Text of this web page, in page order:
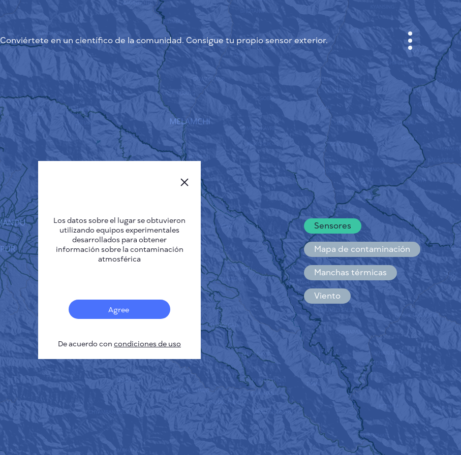
Conviértete en un científico de la comunidad. Consigue tu propio sensor exterior.
Sensores
Mapa de contaminación
Manchas térmicas
Viento
GABINETE
PLANO DE LA CIUDAD
SENSOR NEBO
QUIÉNES SOMOS
IDIOMA DEL SITIO
English
Česky
Deutsch
Español
Français
CÓMO FUNCIONA
INVESTIGACIÓN
POLÍTICA DE PRIVACIDAD
CONDICIONES GENERALES
GUÍA DE INSTALACIÓN
FAQ
CONTACTE CON NOSOTROS
Los datos sobre el lugar se obtuvieron
utilizando equipos experimentales
desarrollados para obtener
información sobre la contaminación
atmosférica
Agree
De acuerdo con condiciones de uso